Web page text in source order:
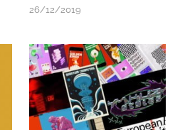
26/12/2019